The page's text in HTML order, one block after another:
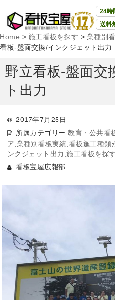
24時
送料
Home > 施工看板を探す > 業種別
看板-盤面交換/インクジェット出力
野立看板-盤面交
ト出力
2017年7月25日
所属カテゴリー:教育・公共看
ア 業種別看板実績 看板施工種類
ンクジェット出力 ,施工看板を探す
看板宝屋広報部